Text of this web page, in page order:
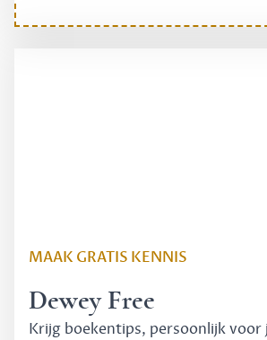
MAAK GRATIS KENNIS
Dewey Free
Krijg boekentips, persoonlijk voor